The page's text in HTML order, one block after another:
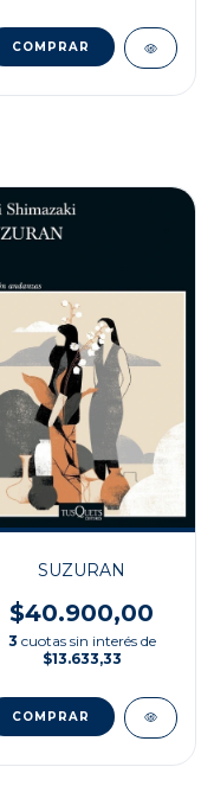
SUZURAN
$40.900,00
3 cuotas sin interés de
$13.633,33